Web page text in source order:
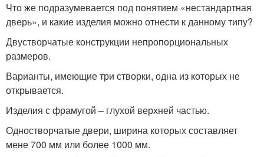
Что же подразумевается под понятием «нестандартная
дверь», и какие изделия можно отнести к данному типу?
Двустворчатые конструкции непропорциональных
размеров.
Варианты, имеющие три створки, одна из которых не
открывается.
Изделия с фрамугой – глухой верхней частью.
Одностворчатые двери, ширина которых составляет
мене 700 мм или более 1000 мм.